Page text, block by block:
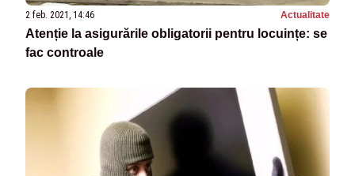
2 feb. 2021, 14:46 Actualitate
Atenție la asigurările obligatorii pentru locuințe: se
fac controale